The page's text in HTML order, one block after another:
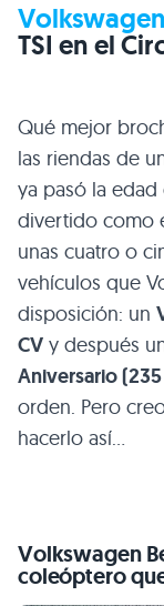
TSI en el
Qué mejor
las riendas de
ya pasó la
divertido como
unas cuatro o
vehículos que
disposición: un
CV y después
Aniversario
orden. Pero
hacerlo así…
Volkswagen
coleóptero